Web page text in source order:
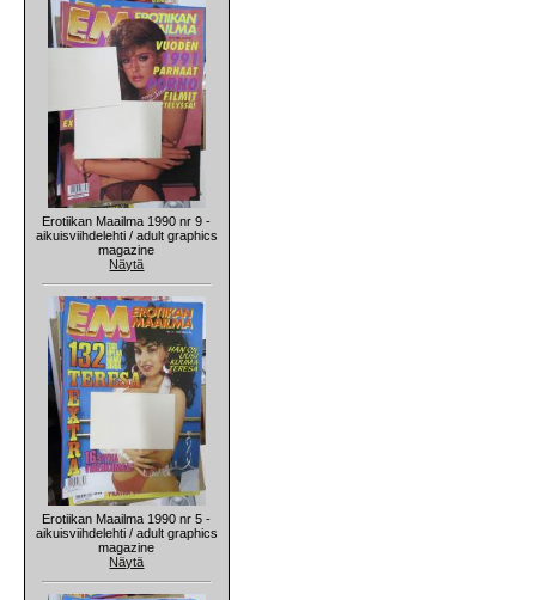
Erotiikan Maailma 1990 nr 9 -
aikuisviihdelehti / adult graphics
magazine
Näytä
Erotiikan Maailma 1990 nr 5 -
aikuisviihdelehti / adult graphics
magazine
Näytä